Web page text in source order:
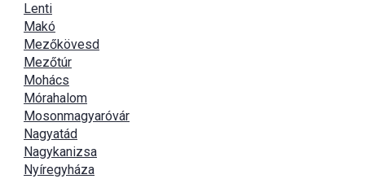
Lenti
Makó
Mezőkövesd
Mezőtúr
Mohács
Mórahalom
Mosonmagyaróvár
Nagyatád
Nagykanizsa
Nyíregyháza